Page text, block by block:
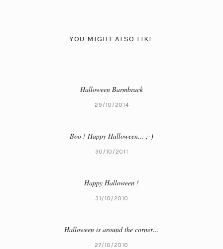
YOU MIGHT ALSO LIKE
Halloween Barmbrack
29/10/2014
Boo ! Happy Halloween… ;-)
30/10/2011
Happy Halloween !
31/10/2010
Halloween is around the corner…
27/10/2010